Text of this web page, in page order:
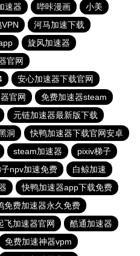
速器 哔咔漫画
小美
河马加速下载
旋风加速器
官网
安心加速器下载官网
官网
免费加速器steam
元链加速器最新版下载
洞
快鸭加速器下载官网安卓
steam加速器
pixiv梯子
npv加速免费
白鲸加速
快鸭加速器app下载免费
免费加速器永久免费
飞加速器官网
酷通加速器
免费加速神器vpm